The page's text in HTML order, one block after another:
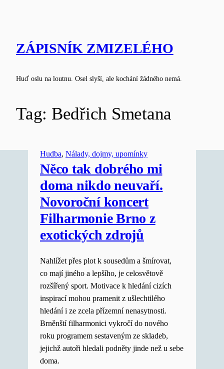
ZÁPISNÍK ZMIZELÉHO
Huď oslu na loutnu. Osel slyší, ale kochání žádného nemá.
Tag: Bedřich Smetana
Hudba, Nálady, dojmy, upomínky
Něco tak dobrého mi
doma nikdo neuvaří.
Novoroční koncert
Filharmonie Brno z
exotických zdrojů
Nahlížet přes plot k sousedům a šmírovat,
co mají jiného a lepšího, je celosvětově
rozšířený sport. Motivace k hledání cizích
inspirací mohou pramenit z ušlechtilého
hledání i ze zcela přízemní nenasytnosti.
Brněnští filharmonici vykročí do nového
roku programem sestaveným ze skladeb,
jejichž autoři hledali podněty jinde než u sebe
doma.